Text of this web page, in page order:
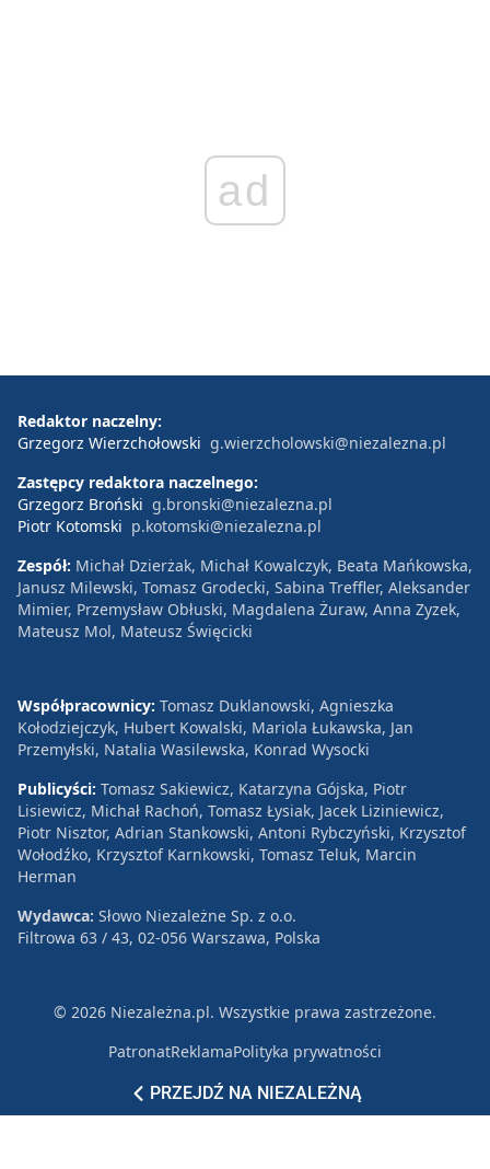
ad
PRZEJDŹ NA NIEZALEŻNĄ
Redaktor naczelny:
Grzegorz Wierzchołowski g.wierzcholowski@niezalezna.pl
Zastępcy redaktora naczelnego:
Grzegorz Broński g.bronski@niezalezna.pl
Piotr Kotomski p.kotomski@niezalezna.pl
Zespół: Michał Dzierżak, Michał Kowalczyk, Beata Mańkowska,
Janusz Milewski, Tomasz Grodecki, Sabina Treffler, Aleksander
Mimier, Przemysław Obłuski, Magdalena Żuraw, Anna Zyzek,
Mateusz Mol, Mateusz Święcicki
Współpracownicy: Tomasz Duklanowski, Agnieszka
Kołodziejczyk, Hubert Kowalski, Mariola Łukawska, Jan
Przemyłski, Natalia Wasilewska, Konrad Wysocki
Publicyści: Tomasz Sakiewicz, Katarzyna Gójska, Piotr
Lisiewicz, Michał Rachoń, Tomasz Łysiak, Jacek Liziniewicz,
Piotr Nisztor, Adrian Stankowski, Antoni Rybczyński, Krzysztof
Wołodźko, Krzysztof Karnkowski, Tomasz Teluk, Marcin
Herman
Wydawca: Słowo Niezależne Sp. z o.o.
Filtrowa 63 / 43, 02-056 Warszawa, Polska
© 2026 Niezależna.pl. Wszystkie prawa zastrzeżone.
PatronatReklamaPolityka prywatności